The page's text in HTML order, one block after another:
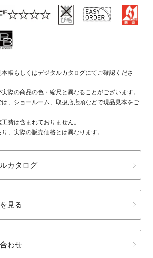
帳もしくはデジタルカタログにてご確認くださ
際の商品の色・縮尺と異なることがございます。
、ショールーム、取扱店店頭などで現品見本をご
費は含まれておりません。
、実際の販売価格とは異なります。
カタログ
見る
わせ